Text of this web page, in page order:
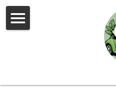
🌳株式会社 kibi🦉
📰kibi log（ブロ
🏢会社概要・プラ
ス
すべてのカテゴリ
ブ